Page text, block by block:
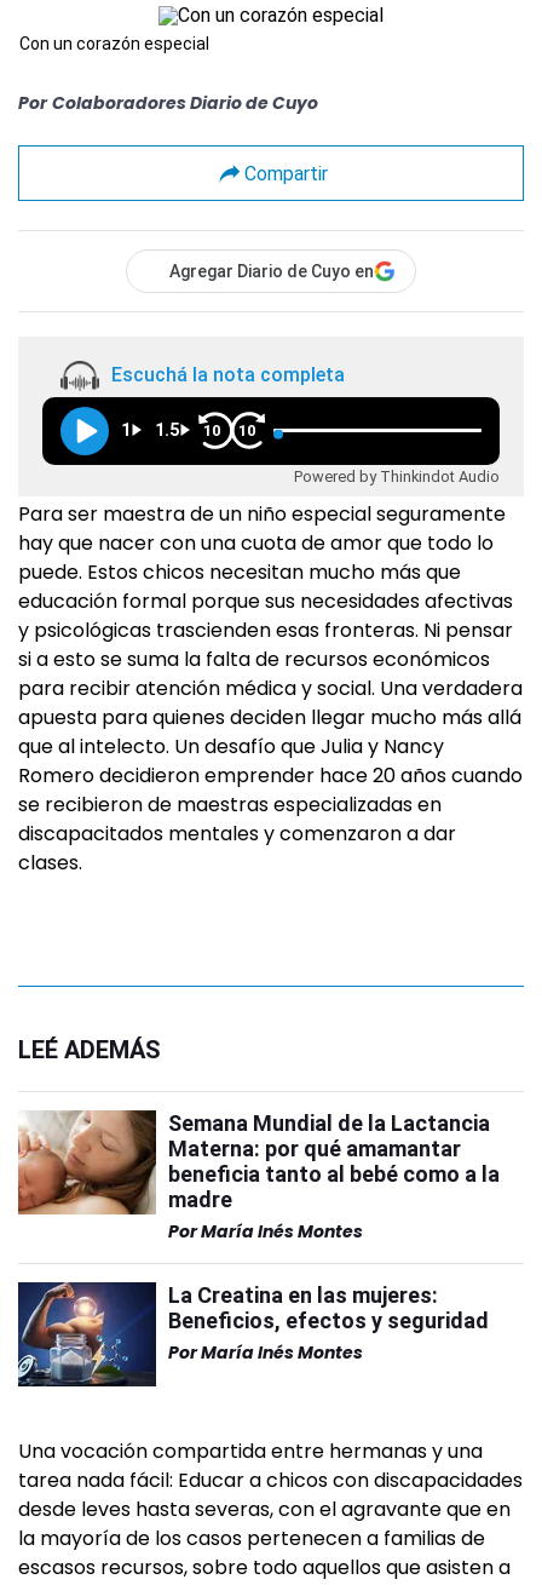
Con un corazón especial
Por Colaboradores Diario de Cuyo
Compartir
Agregar Diario de Cuyo en
Escuchá la nota completa
1 1.5 10 10
Powered by Thinkindot Audio
Para ser maestra de un niño especial seguramente
hay que nacer con una cuota de amor que todo lo
puede. Estos chicos necesitan mucho más que
educación formal porque sus necesidades afectivas
y psicológicas trascienden esas fronteras. Ni pensar
si a esto se suma la falta de recursos económicos
para recibir atención médica y social. Una verdadera
apuesta para quienes deciden llegar mucho más allá
que al intelecto. Un desafío que Julia y Nancy
Romero decidieron emprender hace 20 años cuando
se recibieron de maestras especializadas en
discapacitados mentales y comenzaron a dar
clases.
LEÉ ADEMÁS
Semana Mundial de la Lactancia
Materna: por qué amamantar
beneficia tanto al bebé como a la
madre
PorMaría Inés Montes
La Creatina en las mujeres:
Beneficios, efectos y seguridad
PorMaría Inés Montes
Una vocación compartida entre hermanas y una
tarea nada fácil: Educar a chicos con discapacidades
desde leves hasta severas, con el agravante que en
la mayoría de los casos pertenecen a familias de
escasos recursos, sobre todo aquellos que asisten a